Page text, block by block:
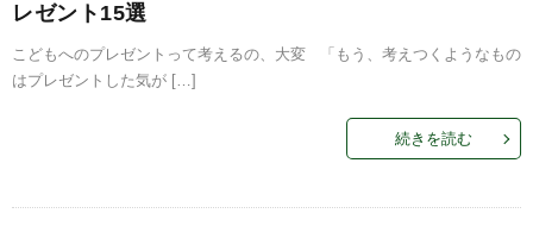
レゼント15選
こどもへのプレゼントって考えるの、大変 「もう、考えつくようなもの
はプレゼントした気が […]
続きを読む